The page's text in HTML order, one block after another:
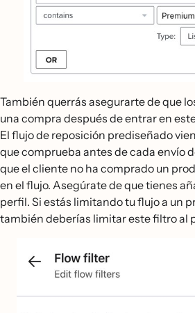
También querrás asegurarte de que
una compra después de entrar en
El flujo de reposición prediseñado
que comprueba antes de cada envío
que el cliente no ha comprado un
en el flujo. Asegúrate de que tienes
perfil. Si estás limitando tu flujo a un
también deberías limitar este filtro al